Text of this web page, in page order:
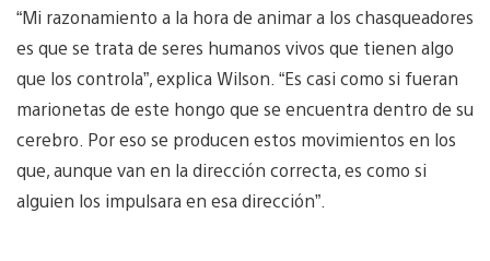
“Mi razonamiento a la hora de animar a los chasqueadores
es que se trata de seres humanos vivos que tienen algo
que los controla”, explica Wilson. “Es casi como si fueran
marionetas de este hongo que se encuentra dentro de su
cerebro. Por eso se producen estos movimientos en los
que, aunque van en la dirección correcta, es como si
alguien los impulsara en esa dirección”.